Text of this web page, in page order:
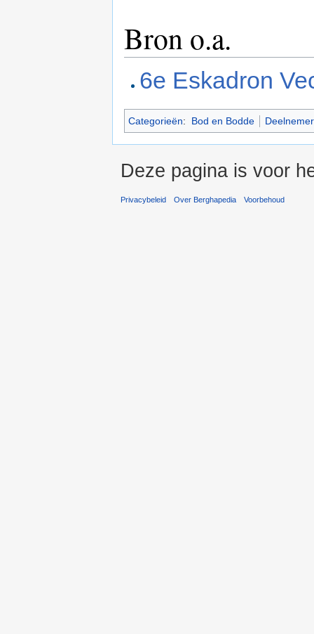
Bron o.a.
6e Eskadron
Categorieën: Bod en Bodde
Deze pagina is voor
Privacybeleid Over Berghapedia Voorbehoud